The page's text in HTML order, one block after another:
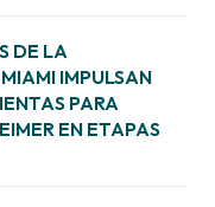
DE LA
IMPULSAN
PARA
EN ETAPAS